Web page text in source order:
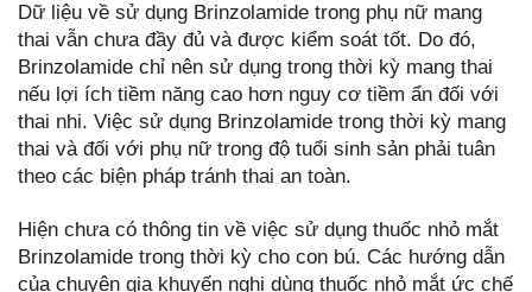
Dữ liệu về sử dụng Brinzolamide trong phụ nữ mang
thai vẫn chưa đầy đủ và được kiểm soát tốt. Do đó,
Brinzolamide chỉ nên sử dụng trong thời kỳ mang thai
nếu lợi ích tiềm năng cao hơn nguy cơ tiềm ẩn đối với
thai nhi. Việc sử dụng Brinzolamide trong thời kỳ mang
thai và đối với phụ nữ trong độ tuổi sinh sản phải tuân
theo các biện pháp tránh thai an toàn.
Hiện chưa có thông tin về việc sử dụng thuốc nhỏ mắt
Brinzolamide trong thời kỳ cho con bú. Các hướng dẫn
của chuyên gia khuyến nghị dùng thuốc nhỏ mắt ức chế